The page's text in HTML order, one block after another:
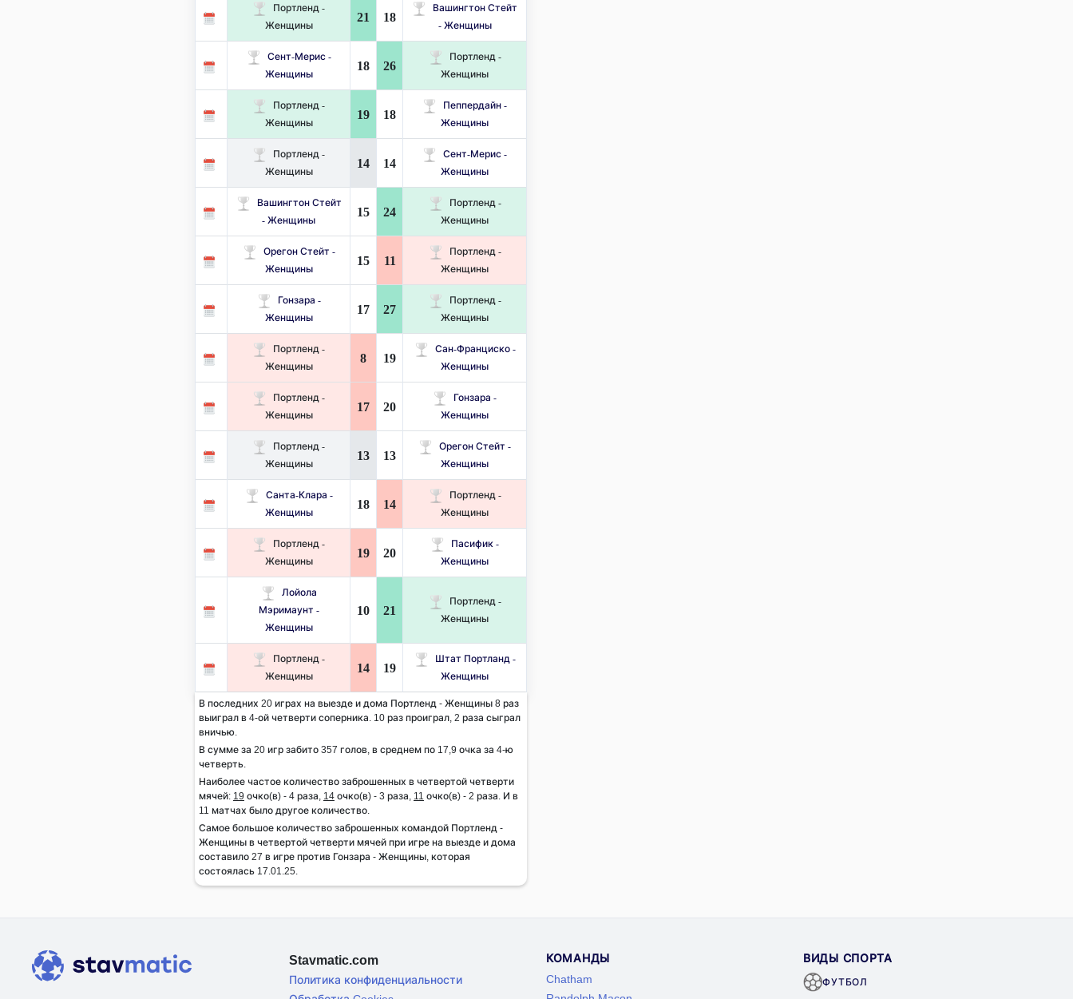
Портленд -
Женщины
21 18
Вашингтон Стейт
- Женщины
Сент-Мерис -
Женщины
18 26
Портленд -
Женщины
Портленд -
Женщины
19 18
Пеппердайн -
Женщины
Портленд -
Женщины
14 14
Сент-Мерис -
Женщины
Вашингтон Стейт
- Женщины
15 24
Портленд -
Женщины
Орегон Стейт -
Женщины
15 11
Портленд -
Женщины
Гонзара -
Женщины
17 27
Портленд -
Женщины
Портленд -
Женщины
8 19
Сан-Франциско -
Женщины
Портленд -
Женщины
17 20
Гонзара -
Женщины
Портленд -
Женщины
13 13
Орегон Стейт -
Женщины
Санта-Клара -
Женщины
18 14
Портленд -
Женщины
Портленд -
Женщины
19 20
Пасифик -
Женщины
Лойола
Мэримаунт -
Женщины
10 21
Портленд -
Женщины
Портленд -
Женщины
14 19
Штат Портланд -
Женщины
В последних 20 играх на выезде и дома Портленд - Женщины 8 раз
выиграл в 4-ой четверти соперника. 10 раз проиграл, 2 раза сыграл
вничью.
В сумме за 20 игр забито 357 голов, в среднем по 17,9 очка за 4-ю
четверть.
Наиболее частое количество заброшенных в четвертой четверти
мячей: 19 очко(в) - 4 раза, 14 очко(в) - 3 раза, 11 очко(в) - 2 раза. И в
11 матчах было другое количество.
Самое большое количество заброшенных командой Портленд -
Женщины в четвертой четверти мячей при игре на выезде и дома
составило 27 в игре против Гонзара - Женщины, которая
состоялась 17.01.25.
Stavmatic.com
Политика конфиденциальности
КОМАНДЫ
Chatham
ВИДЫ СПОРТА
ФУТБОЛ